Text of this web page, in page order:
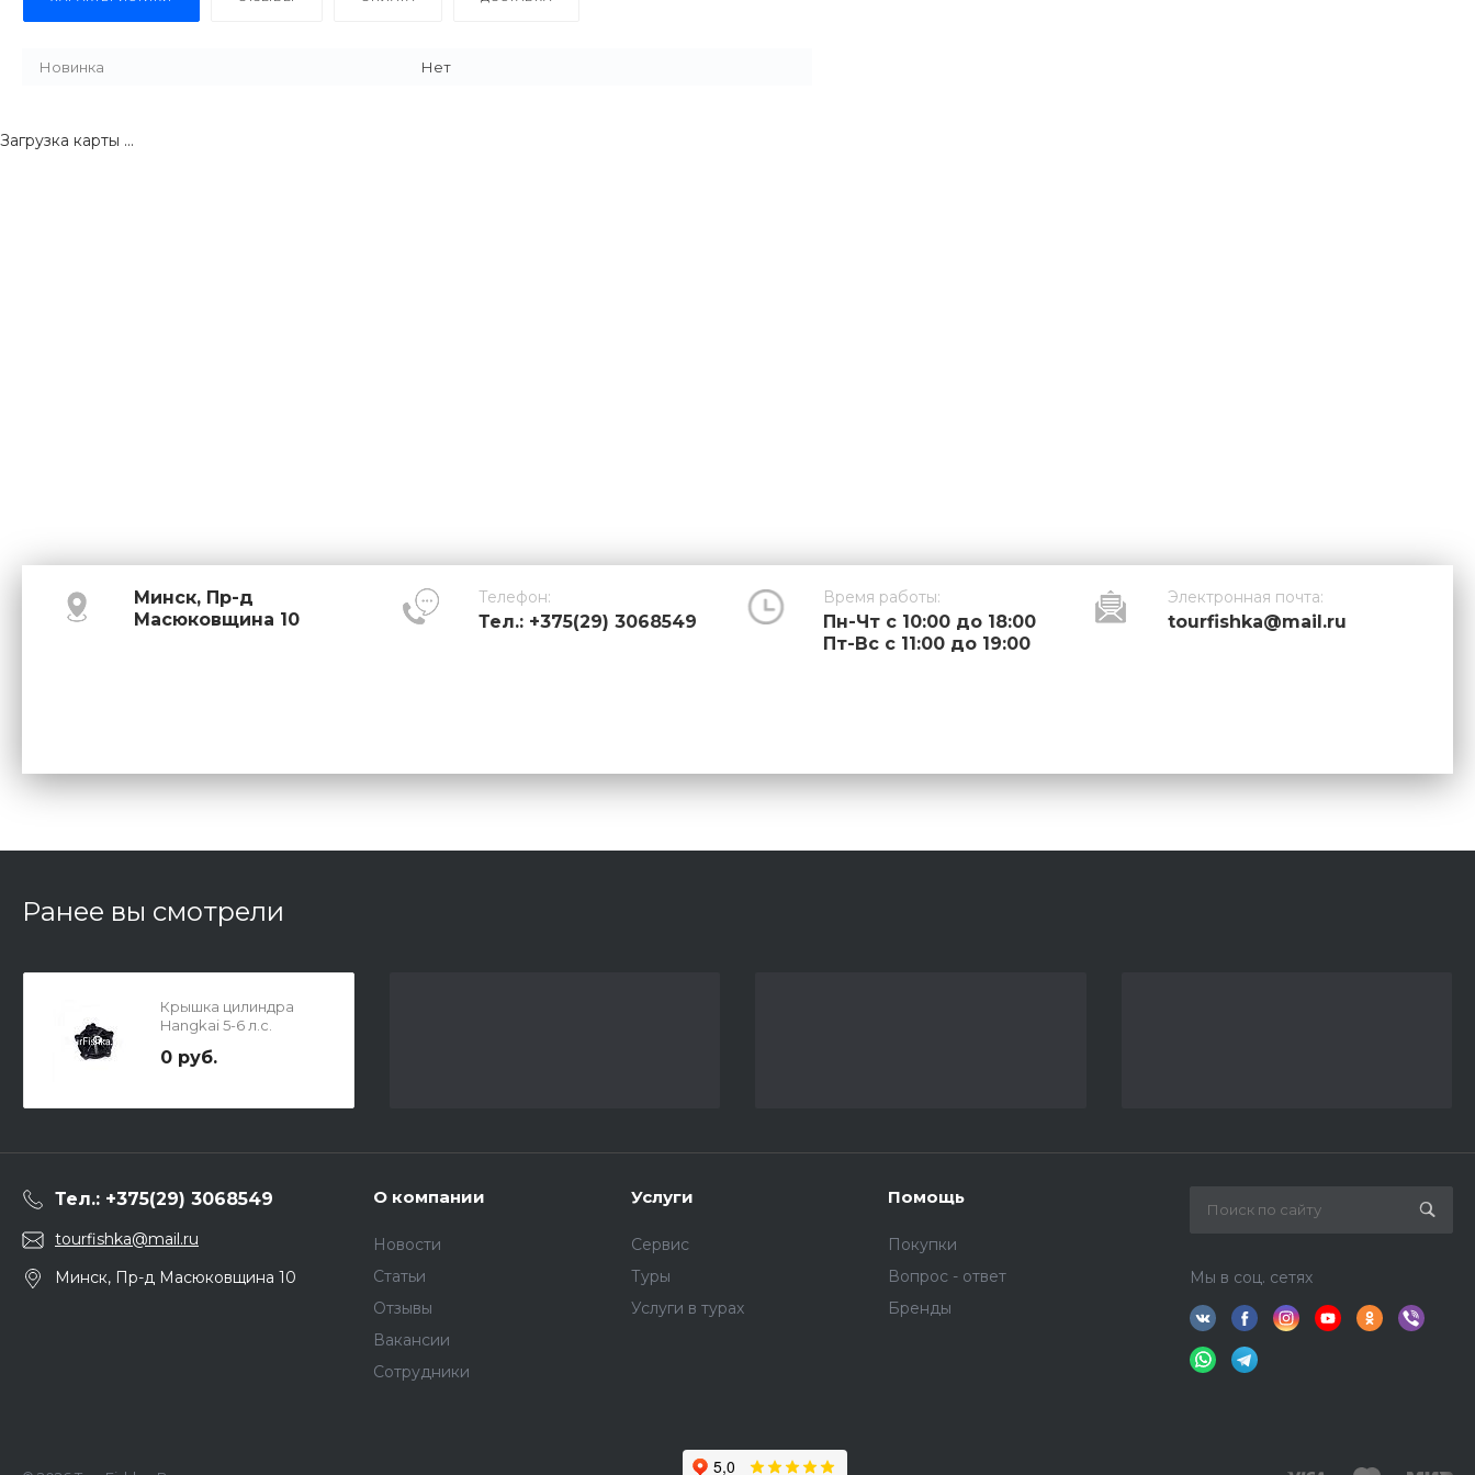
Новинка Нет
Загрузка карты ...
Минск, Пр-д
Масюковщина 10
Телефон:
Тел.: +375(29) 3068549
Время работы:
Пн-Чт с 10:00 до 18:00
Пт-Вс с 11:00 до 19:00
Электронная почта:
tourfishka@mail.ru
Ранее вы смотрели
Крышка цилиндра
Hangkai 5-6 л.с.
0 руб.
Тел.: +375(29) 3068549
tourfishka@mail.ru
Минск, Пр-д Масюковщина 10
О компании
Новости
Статьи
Отзывы
Вакансии
Сотрудники
Услуги
Сервис
Туры
Услуги в турах
Помощь
Покупки
Вопрос - ответ
Бренды
Мы в соц. сетях